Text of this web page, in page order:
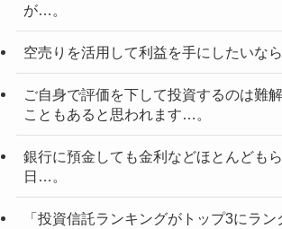
が…。
空売りを活用して利益を手にしたいな
ご自身で評価を下して投資するのは難
こともあると思われます…。
銀行に預金しても金利などほとんども
日…。
「投資信託ランキングがトップ3にラ